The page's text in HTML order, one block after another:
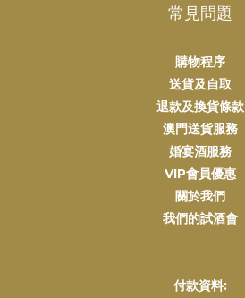
常見問題
購物程序
送貨及自取
退款及換貨條款
澳門送貨服務
婚宴酒服務
VIP會員優惠
關於我們
我們的試酒會
付款資料: